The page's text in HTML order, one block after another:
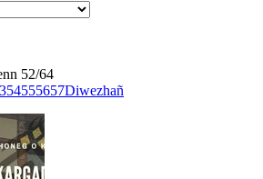
52/64
54555657Diwezhañ